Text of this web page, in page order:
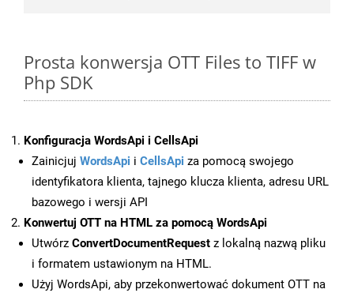
Prosta konwersja OTT Files to TIFF w
Php SDK
Konfiguracja WordsApi i CellsApi
Zainicjuj WordsApi i CellsApi za pomocą swojego
identyfikatora klienta, tajnego klucza klienta, adresu URL
bazowego i wersji API
Konwertuj OTT na HTML za pomocą WordsApi
Utwórz ConvertDocumentRequest z lokalną nazwą pliku
i formatem ustawionym na HTML.
Użyj WordsApi, aby przekonwertować dokument OTT na